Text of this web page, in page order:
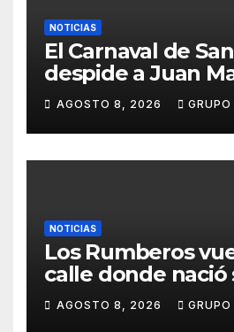
NOTICIAS
El Carnaval de
despide a Juan
inolvidable
AGOSTO 8, 2026
NOTICIAS
Los Rumberos
calle donde nació
51 años después,
barrio, el mismo
AGOSTO 8, 2026